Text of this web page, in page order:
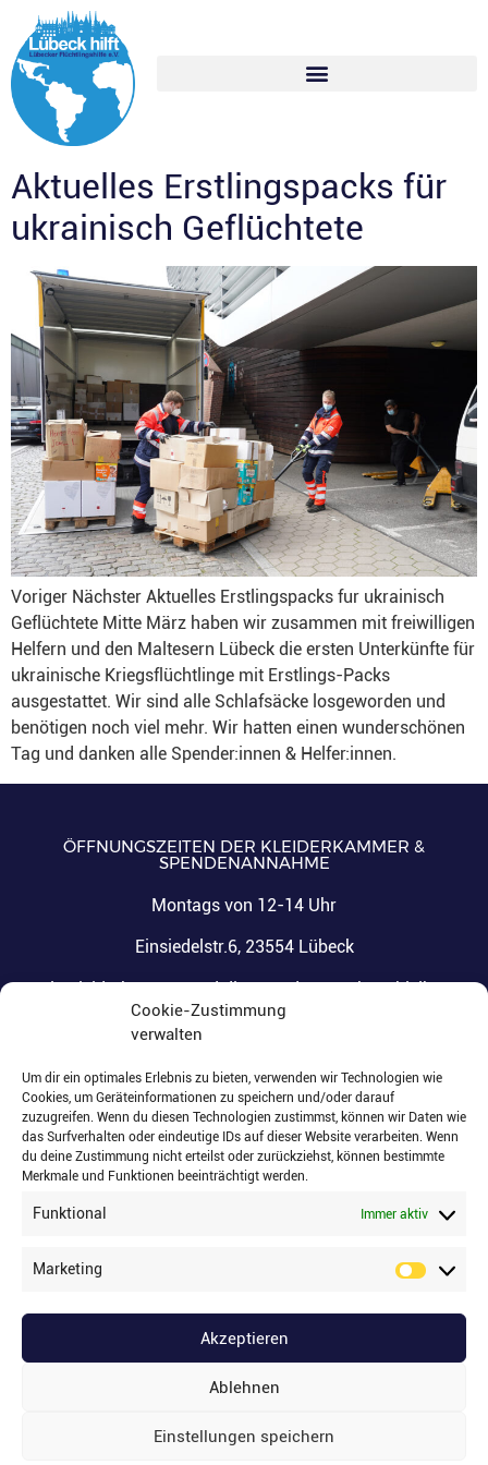
Cookie-Zustimmung
verwalten
Um dir ein optimales Erlebnis zu bieten, verwenden wir Technologien wie
Cookies, um Geräteinformationen zu speichern und/oder darauf
zuzugreifen. Wenn du diesen Technologien zustimmst, können wir Daten wie
das Surfverhalten oder eindeutige IDs auf dieser Website verarbeiten. Wenn
du deine Zustimmung nicht erteilst oder zurückziehst, können bestimmte
Merkmale und Funktionen beeinträchtigt werden.
Funktional Immer aktiv
Marketing
Akzeptieren
Ablehnen
Einstellungen speichern
Aktuelles Erstlingspacks für
ukrainisch Geflüchtete
Voriger Nächster Aktuelles Erstlingspacks fur ukrainisch
Geflüchtete Mitte März haben wir zusammen mit freiwilligen
Helfern und den Maltesern Lübeck die ersten Unterkünfte für
ukrainische Kriegsflüchtlinge mit Erstlings-Packs
ausgestattet. Wir sind alle Schlafsäcke losgeworden und
benötigen noch viel mehr. Wir hatten einen wunderschönen
Tag und danken alle Spender:innen & Helfer:innen.
ÖFFNUNGSZEITEN DER KLEIDERKAMMER &
SPENDENANNAHME
Montags von 12-14 Uhr
Einsiedelstr.6, 23554 Lübeck
Die Kleiderkammer und die Spendenannahme bleiben
vom
&
20.07. – 25.07.2026
geschlossen
mit ❤️ zumDesign in Lübeck|Impressum